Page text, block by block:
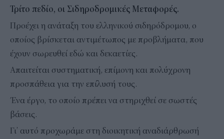
Τρίτο πεδίο, οι Σιδηροδρομικές Μεταφορές.
Προέχει η ανάταξη του ελληνικού σιδηρόδρομου, ο
οποίος βρίσκεται αντιμέτωπος με προβλήματα, που
έχουν σωρευθεί εδώ και δεκαετίες.
Απαιτείται συστηματική, επίμονη και πολύχρονη
προσπάθεια για την επίλυσή τους.
Ένα έργο, το οποίο πρέπει να στηριχθεί σε σωστές
βάσεις.
Γι’ αυτό προχωράμε στη διοικητική αναδιάρθρωσή